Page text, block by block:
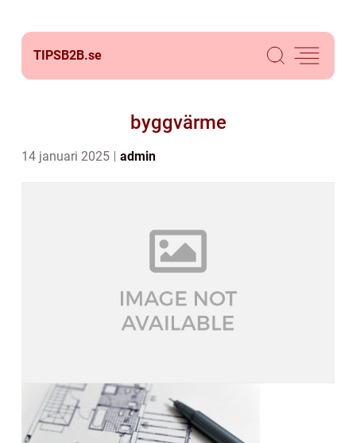
TIPSB2B.se
byggvärme
14 januari 2025 admin